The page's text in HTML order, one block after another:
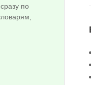
по